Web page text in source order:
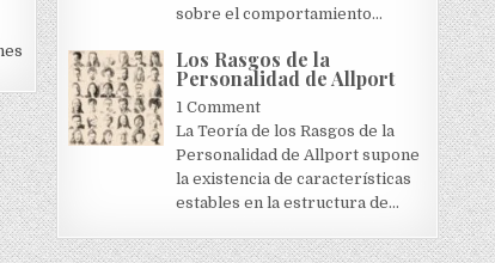
sobre el comportamiento...
Los Rasgos de la
Personalidad de Allport
1 Comment
La Teoría de los Rasgos de la
Personalidad de Allport supone
la existencia de características
estables en la estructura de...